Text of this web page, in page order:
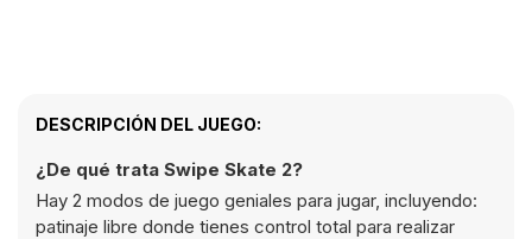
DESCRIPCIÓN DEL JUEGO:
¿De qué trata Swipe Skate 2?
Hay 2 modos de juego geniales para jugar, incluyendo:
patinaje libre donde tienes control total para realizar